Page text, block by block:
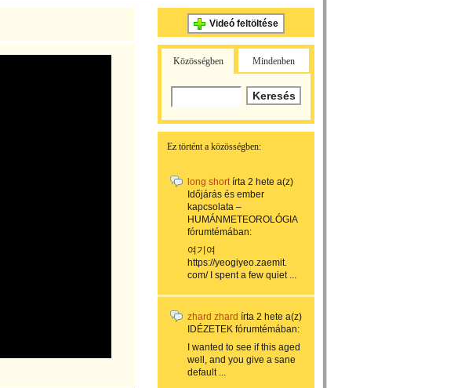
Videó feltöltése
Közösségben Mindenben
Ez történt a közösségben:
long shortírta 2 hete a(z)
Időjárás és ember
kapcsolata –
HUMÁNMETEOROLÓGIA
fórumtémában:
여기여
https://yeogiyeo.zaemit.
com/ I spent a few quiet ...
zhard zhard írta 2 hete a(z)
IDÉZETEK fórumtémában:
I wanted to see if this aged
well, and you give a sane
default ...